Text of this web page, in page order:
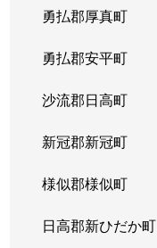
勇払郡厚真町
勇払郡安平町
沙流郡日高町
新冠郡新冠町
様似郡様似町
日高郡新ひだか町